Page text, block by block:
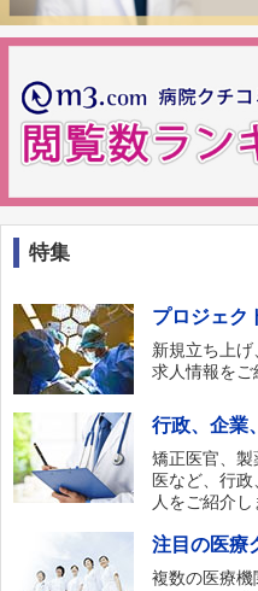
特集
プロジェク
新規立ち上
求人情報をご
行政、企業
矯正医官、
医など、行
人をご紹介し
注目の医療
複数の医療